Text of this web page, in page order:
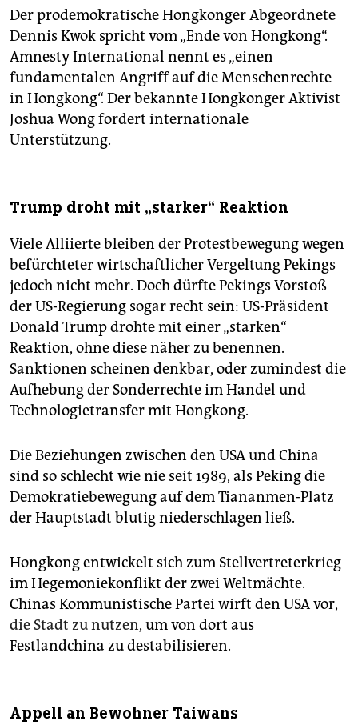
Der prodemokratische Hongkonger Abgeordnete
Dennis Kwok spricht vom „Ende von Hongkong“.
Amnesty International nennt es „einen
fundamentalen Angriff auf die Menschenrechte
in Hongkong“. Der bekannte Hongkonger Aktivist
Joshua Wong fordert internationale
Unterstützung.
Trump droht mit „starker“ Reaktion
Viele Alliierte bleiben der Protestbewegung wegen
befürchteter wirtschaftlicher Vergeltung Pekings
jedoch nicht mehr. Doch dürfte Pekings Vorstoß
der US-Regierung sogar recht sein: US-Präsident
Donald Trump drohte mit einer „starken“
Reaktion, ohne diese näher zu benennen.
Sanktionen scheinen denkbar, oder zumindest die
Aufhebung der Sonderrechte im Handel und
Technologietransfer mit Hongkong.
Die Beziehungen zwischen den USA und China
sind so schlecht wie nie seit 1989, als Peking die
Demokratiebewegung auf dem Tiananmen-Platz
der Hauptstadt blutig niederschlagen ließ.
Hongkong entwickelt sich zum Stellvertreterkrieg
im Hegemoniekonflikt der zwei Weltmächte.
Chinas Kommunistische Partei wirft den USA vor,
die Stadt zu nutzen, um von dort aus
Festlandchina zu destabilisieren.
Appell an Bewohner Taiwans